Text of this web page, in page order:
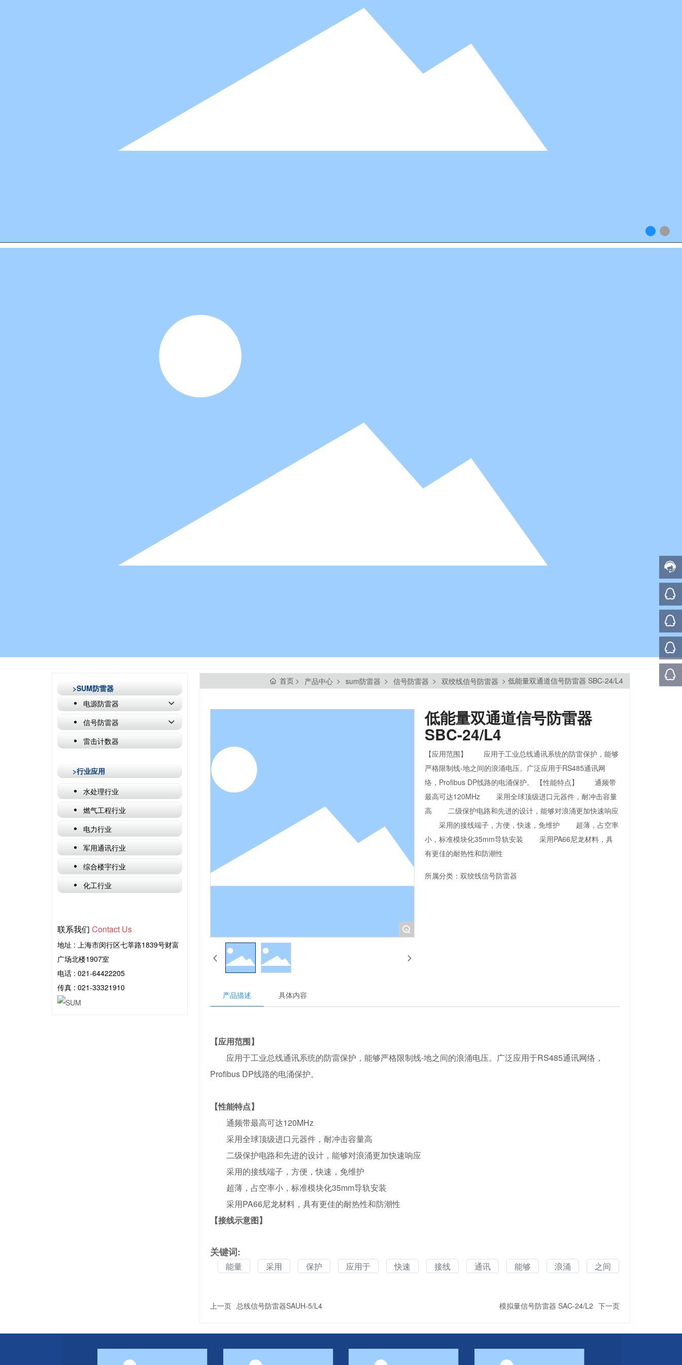
>SUM防雷器
电源防雷器
信号防雷器
雷击计数器
>行业应用
水处理行业
燃气工程行业
电力行业
军用通讯行业
综合楼宇行业
化工行业
联系我们 Contact Us
地址 : 上海市闵行区七莘路1839号财富
广场北楼1907室
电话 : 021-64422205
传真 : 021-33321910
首页 产品中心 sum防雷器 信号防雷器 双绞线信号防雷器 低能量双通道信号防雷器 SBC-24/L4
+
低能量双通道信号防雷器
SBC-24/L4
【应用范围】 应用于工业总线通讯系统的防雷保护，能够
严格限制线-地之间的浪涌电压。广泛应用于RS485通讯网
络，Profibus DP线路的电涌保护。 【性能特点】 通频带
最高可达120MHz 采用全球顶级进口元器件，耐冲击容量
高 二级保护电路和先进的设计，能够对浪涌更加快速响应
采用的接线端子，方便，快速，免维护 超薄，占空率
小，标准模块化35mm导轨安装 采用PA66尼龙材料，具
有更佳的耐热性和防潮性
所属分类：双绞线信号防雷器
产品描述 具体内容
【应用范围】
应用于工业总线通讯系统的防雷保护，能够严格限制线-地之间的浪涌电压。广泛应用于RS485通讯网络，
Profibus DP线路的电涌保护。
【性能特点】
通频带最高可达120MHz
采用全球顶级进口元器件，耐冲击容量高
二级保护电路和先进的设计，能够对浪涌更加快速响应
采用的接线端子，方便，快速，免维护
超薄，占空率小，标准模块化35mm导轨安装
采用PA66尼龙材料，具有更佳的耐热性和防潮性
【接线示意图】
关键词:
能量 采用 保护 应用于 快速 接线 通讯 能够 浪涌 之间
上一页 总线信号防雷器SAUH-5/L4 模拟量信号防雷器 SAC-24/L2 下一页